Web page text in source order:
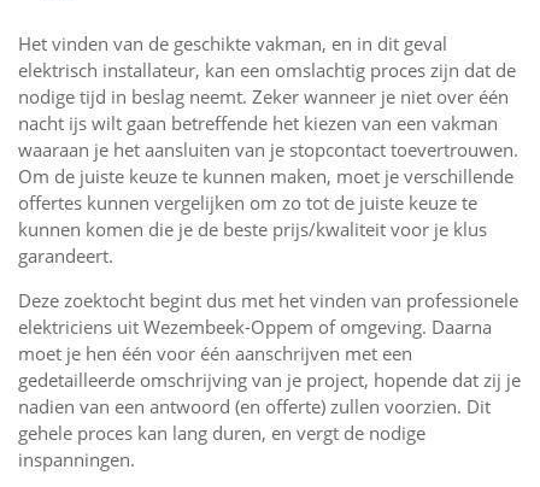
Het vinden van de geschikte vakman, en in dit geval
elektrisch installateur, kan een omslachtig proces zijn dat de
nodige tijd in beslag neemt. Zeker wanneer je niet over één
nacht ijs wilt gaan betreffende het kiezen van een vakman
waaraan je het aansluiten van je stopcontact toevertrouwen.
Om de juiste keuze te kunnen maken, moet je verschillende
offertes kunnen vergelijken om zo tot de juiste keuze te
kunnen komen die je de beste prijs/kwaliteit voor je klus
garandeert.
Deze zoektocht begint dus met het vinden van professionele
elektriciens uit Wezembeek-Oppem of omgeving. Daarna
moet je hen één voor één aanschrijven met een
gedetailleerde omschrijving van je project, hopende dat zij je
nadien van een antwoord (en offerte) zullen voorzien. Dit
gehele proces kan lang duren, en vergt de nodige
inspanningen.